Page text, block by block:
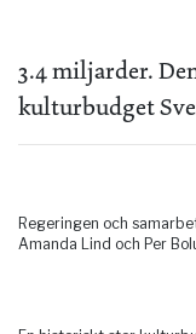
3.4 miljarder.
kulturbudget
Regeringen och
Amanda Lind och Per